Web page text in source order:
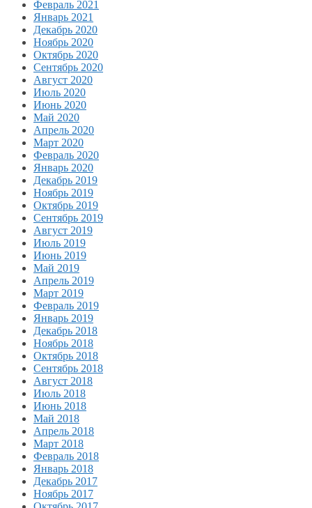
Февраль 2021
Январь 2021
Декабрь 2020
Ноябрь 2020
Октябрь 2020
Сентябрь 2020
Август 2020
Июль 2020
Июнь 2020
Май 2020
Апрель 2020
Март 2020
Февраль 2020
Январь 2020
Декабрь 2019
Ноябрь 2019
Октябрь 2019
Сентябрь 2019
Август 2019
Июль 2019
Июнь 2019
Май 2019
Апрель 2019
Март 2019
Февраль 2019
Январь 2019
Декабрь 2018
Ноябрь 2018
Октябрь 2018
Сентябрь 2018
Август 2018
Июль 2018
Июнь 2018
Май 2018
Апрель 2018
Март 2018
Февраль 2018
Январь 2018
Декабрь 2017
Ноябрь 2017